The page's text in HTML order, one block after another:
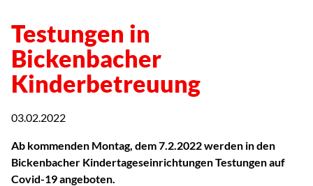
Testungen in
Bickenbacher
Kinderbetreuung
03.02.2022
Ab kommenden Montag, dem 7.2.2022 werden in den
Bickenbacher Kindertageseinrichtungen Testungen auf
Covid-19 angeboten.